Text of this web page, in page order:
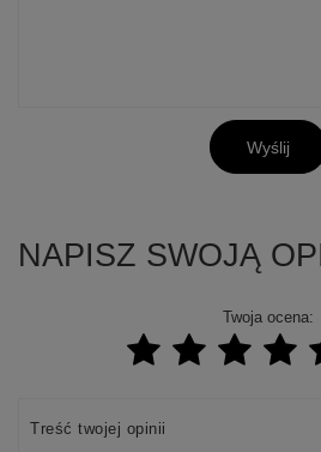
Wyślij
NAPISZ SWOJĄ
Twoja ocena:
Treść twojej opinii